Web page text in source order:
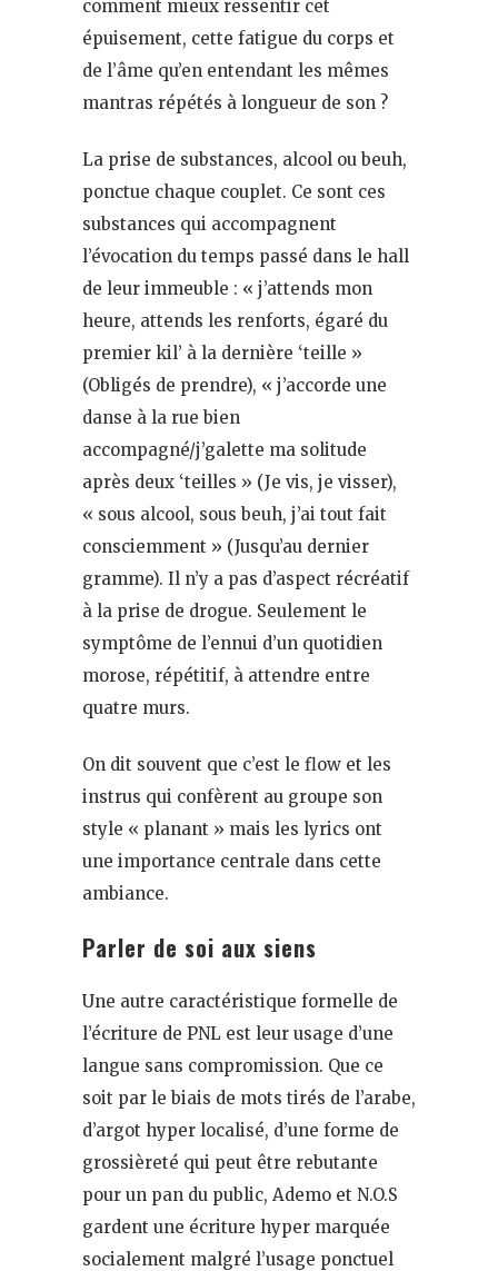
comment mieux ressentir cet
épuisement, cette fatigue du corps et
de l’âme qu’en entendant les mêmes
mantras répétés à longueur de son ?
La prise de substances, alcool ou beuh,
ponctue chaque couplet. Ce sont ces
substances qui accompagnent
l’évocation du temps passé dans le hall
de leur immeuble : « j’attends mon
heure, attends les renforts, égaré du
premier kil’ à la dernière ‘teille »
(Obligés de prendre), « j’accorde une
danse à la rue bien
accompagné/j’galette ma solitude
après deux ‘teilles » (Je vis, je visser),
« sous alcool, sous beuh, j’ai tout fait
consciemment » (Jusqu’au dernier
gramme). Il n’y a pas d’aspect récréatif
à la prise de drogue. Seulement le
symptôme de l’ennui d’un quotidien
morose, répétitif, à attendre entre
quatre murs.
On dit souvent que c’est le flow et les
instrus qui confèrent au groupe son
style « planant » mais les lyrics ont
une importance centrale dans cette
ambiance.
Parler de soi aux siens
Une autre caractéristique formelle de
l’écriture de PNL est leur usage d’une
langue sans compromission. Que ce
soit par le biais de mots tirés de l’arabe,
d’argot hyper localisé, d’une forme de
grossièreté qui peut être rebutante
pour un pan du public, Ademo et N.O.S
gardent une écriture hyper marquée
socialement malgré l’usage ponctuel